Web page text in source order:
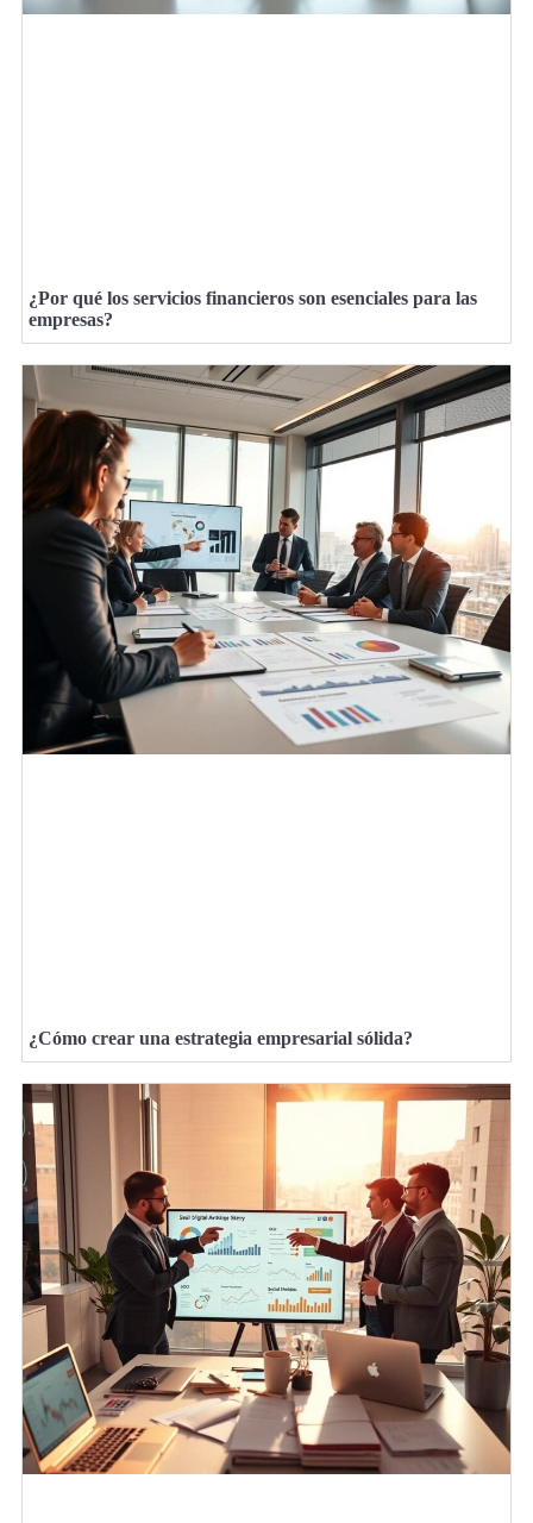
¿Por qué los servicios financieros son esenciales para las
empresas?
¿Cómo crear una estrategia empresarial sólida?